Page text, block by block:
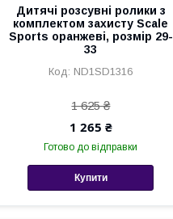
Дитячі розсувні ролики з
комплектом захисту Scale
Sports оранжеві, розмір 29-
33
ND1SD1316
1 625 ₴
1 265 ₴
Готово до відправки
Купити